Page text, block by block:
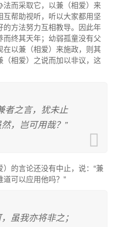
而采取它，以兼（相爱）来
帮助视听，听以大家都用坚
方法努力互相教导。因此年
终其天年；幼弱孤童没有父
以兼（相爱）来施政，则其
相爱）之说而加以非议，这
者之言，犹未止
，岂可用哉？”
的言论还没有中止，说：“兼
道可以应用他吗？”
虽我亦将非之；